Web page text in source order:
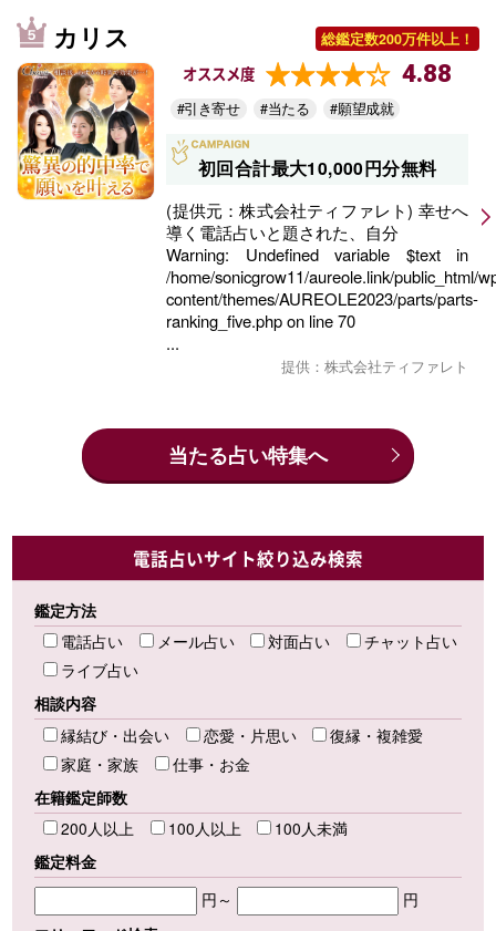
カリス 総鑑定数200万件以上！
オススメ度 4.88
#引き寄せ #当たる #願望成就
初回合計最大10,000円分無料
(提供元：株式会社ティファレト) 幸せへ
導く電話占いと題された、自分
Warning: Undefined variable $text in
/home/sonicgrow11/aureole.link/public_html/
content/themes/AUREOLE2023/parts/parts-
ranking_five.phpon line70
...
提供：株式会社ティファレト
当たる占い特集へ
電話占いサイト絞り込み検索
鑑定方法
電話占い
メール占い 対面占い
チャット占い
ライブ占い
相談内容
縁結び・出会い
恋愛・片思い
復縁・複雑愛
家庭・家族
仕事・お金
在籍鑑定師数
200人以上
100人以上
100人未満
鑑定料金
円～
円